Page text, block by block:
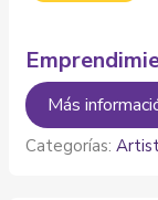
Más
Categorías: